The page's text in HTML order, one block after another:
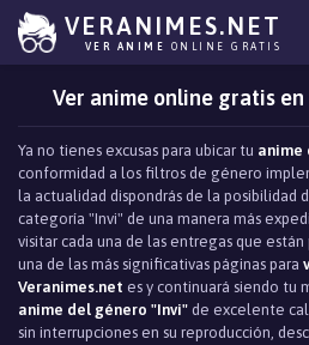
VERANIMES.NET
VER ANIME ONLINE GRATIS
Ver anime online gratis
Ya no tienes excusas para ubicar tu anime
conformidad a los filtros de género
la actualidad dispondrás de la posibilidad
categoría "Invi" de una manera más
visitar cada una de las entregas que están
una de las más significativas páginas para
Veranimes.net es y continuará siendo tu
anime del género "Invi" de excelente
sin interrupciones en su reproducción,